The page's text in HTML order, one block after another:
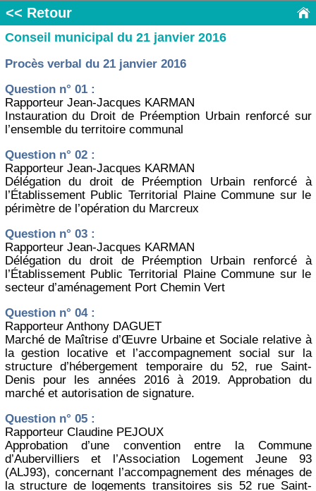
<< Retour
Conseil municipal du 21 janvier 2016
Procès verbal du 21 janvier 2016
Question n° 01 :
Rapporteur Jean-Jacques KARMAN
Instauration du Droit de Préemption Urbain renforcé sur
l’ensemble du territoire communal
Question n° 02 :
Rapporteur Jean-Jacques KARMAN
Délégation du droit de Préemption Urbain renforcé à
l’Établissement Public Territorial Plaine Commune sur le
périmètre de l’opération du Marcreux
Question n° 03 :
Rapporteur Jean-Jacques KARMAN
Délégation du droit de Préemption Urbain renforcé à
l’Établissement Public Territorial Plaine Commune sur le
secteur d’aménagement Port Chemin Vert
Question n° 04 :
Rapporteur Anthony DAGUET
Marché de Maîtrise d’Œuvre Urbaine et Sociale relative à
la gestion locative et l’accompagnement social sur la
structure d’hébergement temporaire du 52, rue Saint-
Denis pour les années 2016 à 2019. Approbation du
marché et autorisation de signature.
Question n° 05 :
Rapporteur Claudine PEJOUX
Approbation d’une convention entre la Commune
d’Aubervilliers et l’Association Logement Jeune 93
(ALJ93), concernant l’accompagnement des ménages de
la structure de logements transitoires sis 52 rue Saint-